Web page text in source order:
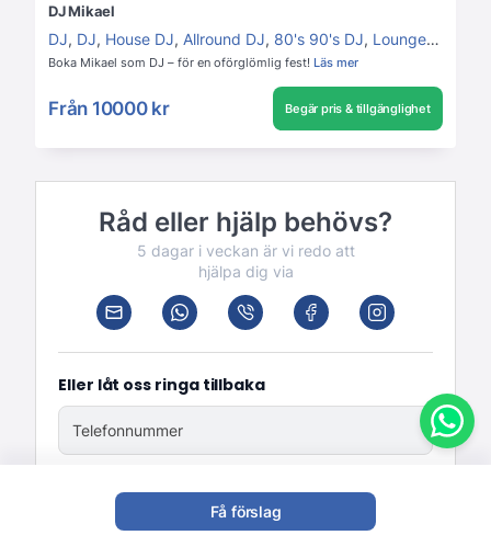
DJ Mikael
DJ, DJ, House DJ, Allround DJ, 80's 90's DJ, Lounge DJ
Boka Mikael som DJ – för en oförglömlig fest! Läs mer
Från 10000 kr Begär pris & tillgänglighet
Råd eller hjälp behövs?
5 dagar i veckan är vi redo att
hjälpa dig via
Eller låt oss ringa tillbaka
Telefonnummer
Skicka
Få förslag